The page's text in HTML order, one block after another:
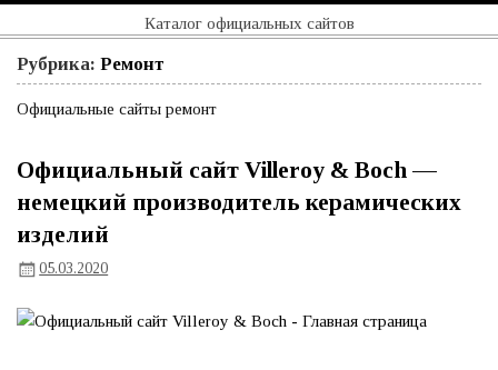
Перейти
содержимому
Официальный
Каталог официальных сайтов
Рубрика:Ремонт
Официальные сайты ремонт
Официальный сайт Villeroy & Boch —
немецкий производитель керамических
изделий
05.03.2020